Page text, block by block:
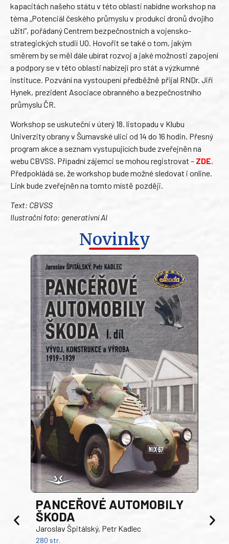
kapacitách našeho státu v této oblasti nabídne workshop na
téma „Potenciál českého průmyslu v produkci dronů dvojího
užití“, pořádaný Centrem bezpečnostních a vojensko-
strategických studií UO. Hovořit se také o tom, jakým
směrem by se měl dále ubírat rozvoj a jaké možnosti zapojení
a podpory se v této oblasti nabízejí pro stát a výzkumné
instituce. Pozvání na vystoupení předběžně přijal RNDr. Jiří
Hynek, prezident Asociace obranného a bezpečnostního
průmyslu ČR.
Workshop se uskuteční v úterý 18. listopadu v Klubu
Univerzity obrany v Šumavské ulici od 14 do 16 hodin. Přesný
program akce a seznam vystupujících bude zveřejněn na
webu CBVSS. Případní zájemci se mohou registrovat – ZDE.
Předpokládá se, že workshop bude možné sledovat i online.
Link bude zveřejněn na tomto místě později.
Text: CBVSS
Ilustrační foto: generativní AI
Novinky
PANCEŘOVÉ AUTOMOBILY
ŠKODA
Jaroslav Špitálský, Petr Kadlec
280 str.